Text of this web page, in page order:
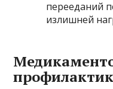
перееданий
излишней